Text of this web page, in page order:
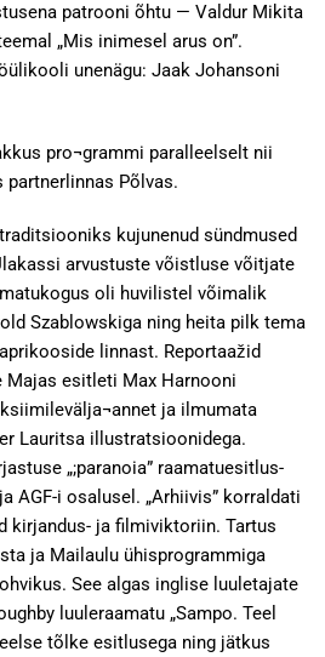
patrooni õhtu — Valdur Mikita
„Mis inimesel arus on”.
unenägu: Jaak Johansoni
pro¬grammi paralleelselt nii
Põlvas.
kujunenud sündmused
arvustuste võistluse võitjate
oli huvilistel võimalik
Szablowskiga ning heita pilk tema
linnast. Reportaažid
Majas esitleti Max Harnooni
ja ilmumata
Lauritsa illustratsioonidega.
„;paranoia” raamatuesitlus-
AGF-i osalusel. „Arhiivis” korraldati
kirjandus- ja filmiviktoriin. Tartus
ja Mailaulu ühisprogrammiga
See algas inglise luuletajate
luuleraamatu „Sampo. Teel
tõlke esitlusega ning jätkus